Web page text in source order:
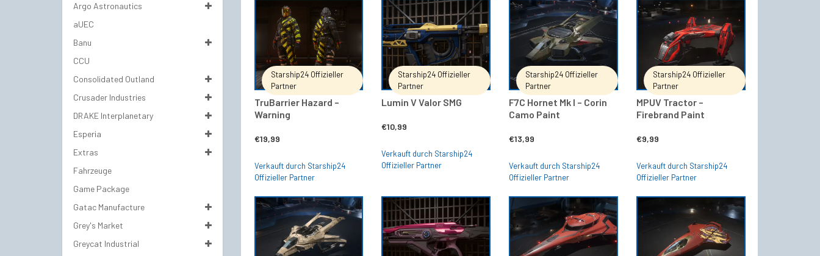
Starship24 Offizieller
Partner
TruBarrier Hazard –
Warning
€19,99
IN DEN WARENKORB
Verkauft durch Starship24
Offizieller Partner
Starship24 Offizieller
Partner
Lumin V Valor SMG
€10,99
IN DEN WARENKORB
Verkauft durch Starship24
Offizieller Partner
Starship24 Offizieller
Partner
F7C Hornet Mk I – Corin
Camo Paint
€13,99
IN DEN WARENKORB
Verkauft durch Starship24
Offizieller Partner
Starship24 Offizieller
Partner
MPUV Tractor –
Firebrand Paint
€9,99
Verkauft durch Starship24
Offizieller Partner
IN DEN WARENKORB IN DEN WARENKORB IN DEN WARENKORB IN DEN WARENKORB
Argo Astronautics
aUEC
Banu
CCU
Consolidated Outland
Crusader Industries
DRAKE Interplanetary
Esperia
Extras
Fahrzeuge
Game Package
Gatac Manufacture
Grey's Market
Greycat Industrial